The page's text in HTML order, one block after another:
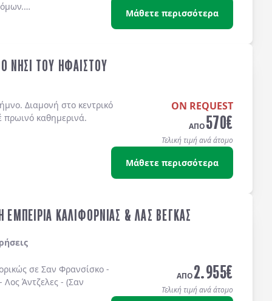
Μάθετε περισσότερα
ΝΗΣΙ ΤΟΥ ΗΦΑΙΣΤΟΥ
Διαμονή στο κεντρικό
καθημερινά.
ON REQUEST
ΑΠΟ570€
Τελική τιμή ανά άτομο
Μάθετε περισσότερα
ΚΑΛΙΦΟΡΝΙΑΣ & ΛΑΣ ΒΕΓΚΑΣ
σε Σαν Φρανσίσκο-
Λος Άντζελες- (Σαν
ΑΠΟ2.955€
Τελική τιμή ανά άτομο